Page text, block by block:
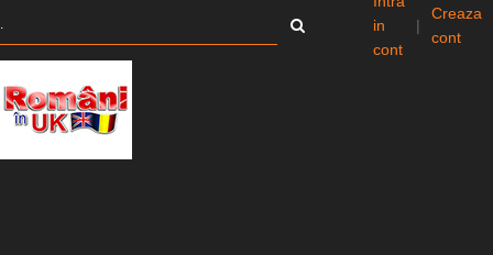
in
cont
|
Creaza
cont